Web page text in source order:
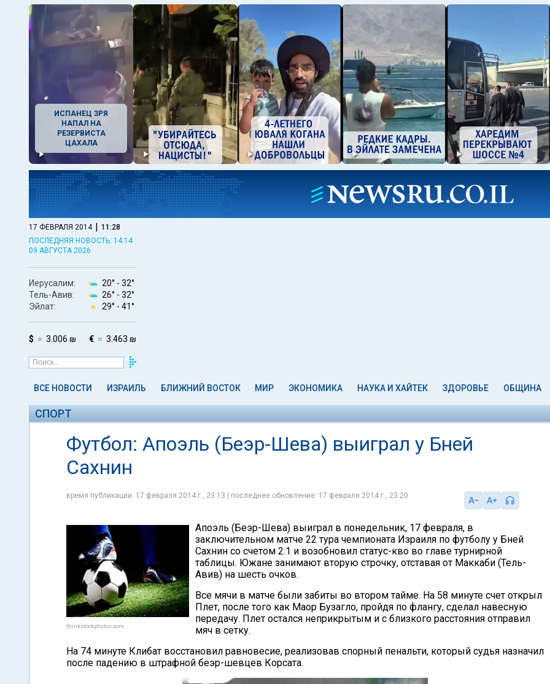
ИСПАНЕЦ ЗРЯ
НАПАЛ НА
РЕЗЕРВИСТА
ЦАХАЛА
17 ФЕВРАЛЯ 2014 | 11:28
ПОСЛЕДНЯЯ НОВОСТЬ: 14:14
09 АВГУСТА 2026
Иерусалим: 20° - 32°
Тель-Авив:
26° - 32°
Эйлат:
29° - 41°
$ 3.006 ₪ € 3.463 ₪
ВСЕ НОВОСТИ ИЗРАИЛЬ БЛИЖНИЙ ВОСТОК МИР ЭКОНОМИКА НАУКА И ХАЙТЕК ЗДОРОВЬЕ ОБЩИНА
СПОРТ
Футбол: Апоэль (Беэр-Шева) выиграл у Бней
Сахнин
время публикации: 17 февраля 2014 г., 23:13 | последнее обновление: 17 февраля 2014 г., 23:20
thinkstockphotos.com
Апоэль (Беэр-Шева) выиграл в понедельник, 17 февраля, в
заключительном матче 22 тура чемпионата Израиля по футболу у Бней
Сахнин со счетом 2:1 и возобновил статус-кво во главе турнирной
таблицы. Южане занимают вторую строчку, отставая от Маккаби (Тель-
Авив) на шесть очков.
Все мячи в матче были забиты во втором тайме. На 58 минуте счет открыл
Плет, после того как Маор Бузагло, пройдя по флангу, сделал навесную
передачу. Плет остался неприкрытым и с близкого расстояния отправил
мяч в сетку.
На 74 минуте Клибат восстановил равновесие, реализовав спорный пенальти, который судья назначил
после падению в штрафной беэр-шевцев Корсата.